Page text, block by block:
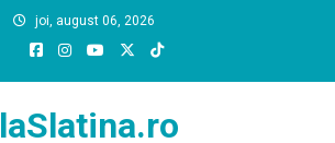
joi, august 06, 2026
laSlatina.ro